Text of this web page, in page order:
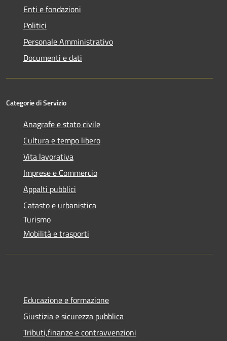
Enti e fondazioni
Politici
Personale Amministrativo
Documenti e dati
Categorie di Servizio
Anagrafe e stato civile
Cultura e tempo libero
Vita lavorativa
Imprese e Commercio
Appalti pubblici
Catasto e urbanistica
Turismo
Mobilità e trasporti
Educazione e formazione
Giustizia e sicurezza pubblica
Tributi,finanze e contravvenzioni